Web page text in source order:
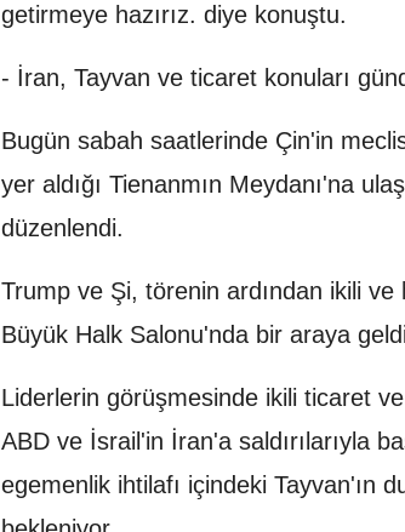
getirmeye hazırız. diye konuştu.
- İran, Tayvan ve ticaret konuları
Bugün sabah saatlerinde Çin'in
yer aldığı Tienanmın Meydanı'na
düzenlendi.
Trump ve Şi, törenin ardından ikili
Büyük Halk Salonu'nda bir araya
Liderlerin görüşmesinde ikili ticaret ve
ABD ve İsrail'in İran'a saldırılarıyla
egemenlik ihtilafı içindeki Tayvan'ın